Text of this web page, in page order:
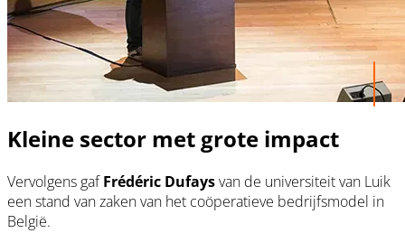
Kleine sector met grote impact
Vervolgens gafFrédéric Dufaysvan de universiteit van Luik
een stand van zaken van het coöperatieve bedrijfsmodel in
België.